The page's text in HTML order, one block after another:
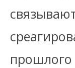
прошлого